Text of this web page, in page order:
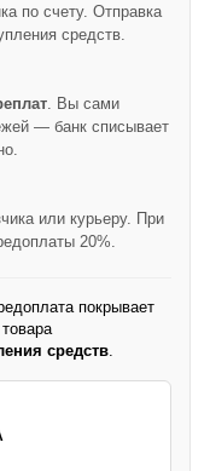
по счету. Отправка
средств.
. Вы сами
— банк списывает
или курьеру. При
20%.
покрывает
средств